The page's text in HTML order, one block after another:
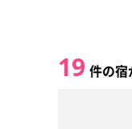
19 件の宿